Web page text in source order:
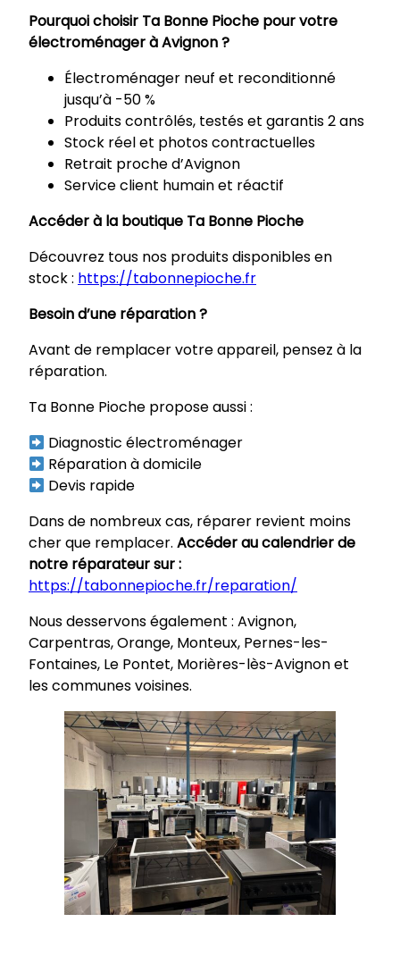
Pourquoi choisir Ta Bonne Pioche pour votre
électroménager à Avignon ?
Électroménager neuf et reconditionné
jusqu’à -50 %
Produits contrôlés, testés et garantis 2 ans
Stock réel et photos contractuelles
Retrait proche d’Avignon
Service client humain et réactif
Accéder à la boutique Ta Bonne Pioche
Découvrez tous nos produits disponibles en
stock : https://tabonnepioche.fr
Besoin d’une réparation ?
Avant de remplacer votre appareil, pensez à la
réparation.
Ta Bonne Pioche propose aussi :
Diagnostic électroménager
Réparation à domicile
Devis rapide
Dans de nombreux cas, réparer revient moins
cher que remplacer. Accéderau calendrier de
notre réparateur sur :
https://tabonnepioche.fr/reparation/
Nous desservons également : Avignon,
Carpentras, Orange, Monteux, Pernes-les-
Fontaines, Le Pontet, Morières-lès-Avignon et
les communes voisines.